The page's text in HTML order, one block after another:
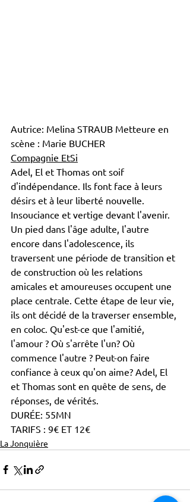
Autrice: Melina STRAUB Metteure en
scène : Marie BUCHER
Compagnie EtSi
Adel, El et Thomas ont soif
d'indépendance. Ils font face à leurs
désirs et à leur liberté nouvelle.
Insouciance et vertige devant l'avenir.
Un pied dans l'âge adulte, l'autre
encore dans l'adolescence, ils
traversent une période de transition et
de construction où les relations
amicales et amoureuses occupent une
place centrale. Cette étape de leur vie,
ils ont décidé de la traverser ensemble,
en coloc. Qu'est-ce que l'amitié,
l'amour ? Où s'arrête l'un? Où
commence l'autre ? Peut-on faire
confiance à ceux qu'on aime? Adel, El
et Thomas sont en quête de sens, de
réponses, de vérités.
DURÉE: 55MN
TARIFS : 9€ ET 12€
La Jonquière